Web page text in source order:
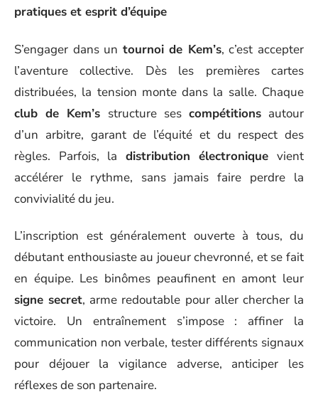
pratiques et esprit d’équipe
S’engager dans un tournoi de Kem’s, c’est accepter
l’aventure collective. Dès les premières cartes
distribuées, la tension monte dans la salle. Chaque
club de Kem’s structure ses compétitionsautour
d’un arbitre, garant de l’équité et du respect des
règles. Parfois, la distribution électronique vient
accélérer le rythme, sans jamais faire perdre la
convivialité du jeu.
L’inscription est généralement ouverte à tous, du
débutant enthousiaste au joueur chevronné, et se fait
en équipe. Les binômes peaufinent en amont leur
signe secret, arme redoutable pour aller chercher la
victoire. Un entraînement s’impose : affiner la
communication non verbale, tester différents signaux
pour déjouer la vigilance adverse, anticiper les
réflexes de son partenaire.